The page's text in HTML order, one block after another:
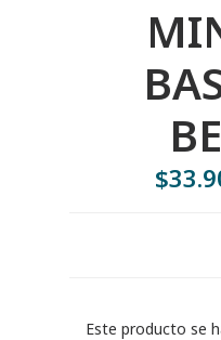
Este producto se